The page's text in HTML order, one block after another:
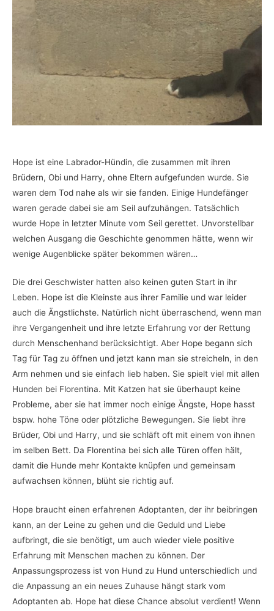
Hope ist eine Labrador-Hündin, die zusammen mit ihren
Brüdern, Obi und Harry, ohne Eltern aufgefunden wurde. Sie
waren dem Tod nahe als wir sie fanden. Einige Hundefänger
waren gerade dabei sie am Seil aufzuhängen. Tatsächlich
wurde Hope in letzter Minute vom Seil gerettet. Unvorstellbar
welchen Ausgang die Geschichte genommen hätte, wenn wir
wenige Augenblicke später bekommen wären…
Die drei Geschwister hatten also keinen guten Start in ihr
Leben. Hope ist die Kleinste aus ihrer Familie und war leider
auch die Ängstlichste. Natürlich nicht überraschend, wenn man
ihre Vergangenheit und ihre letzte Erfahrung vor der Rettung
durch Menschenhand berücksichtigt. Aber Hope begann sich
Tag für Tag zu öffnen und jetzt kann man sie streicheln, in den
Arm nehmen und sie einfach lieb haben. Sie spielt viel mit allen
Hunden bei Florentina. Mit Katzen hat sie überhaupt keine
Probleme, aber sie hat immer noch einige Ängste, Hope hasst
bspw. hohe Töne oder plötzliche Bewegungen. Sie liebt ihre
Brüder, Obi und Harry, und sie schläft oft mit einem von ihnen
im selben Bett. Da Florentina bei sich alle Türen offen hält,
damit die Hunde mehr Kontakte knüpfen und gemeinsam
aufwachsen können, blüht sie richtig auf.
Hope braucht einen erfahrenen Adoptanten, der ihr beibringen
kann, an der Leine zu gehen und die Geduld und Liebe
aufbringt, die sie benötigt, um auch wieder viele positive
Erfahrung mit Menschen machen zu können. Der
Anpassungsprozess ist von Hund zu Hund unterschiedlich und
die Anpassung an ein neues Zuhause hängt stark vom
Adoptanten ab. Hope hat diese Chance absolut verdient! Wenn